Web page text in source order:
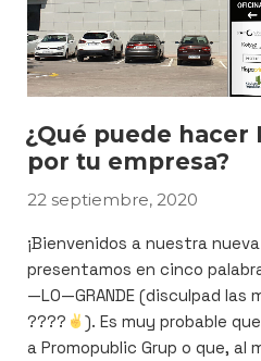
¿Qué puede
por tu empresa?
PUBLICADO
22 septiembre, 2020
¡Bienvenidos a nuestra
presentamos en cinco
—LO—GRANDE (disculpad las
????
). Es muy probable
a Promopublic Grup o que, al